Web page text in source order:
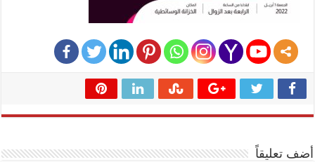
أضف تعليقاً